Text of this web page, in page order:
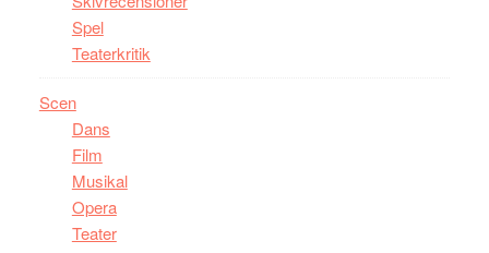
Spel
Teaterkritik
Scen
Dans
Film
Musikal
Opera
Teater